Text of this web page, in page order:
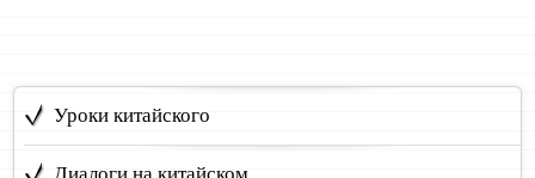
Уроки китайского